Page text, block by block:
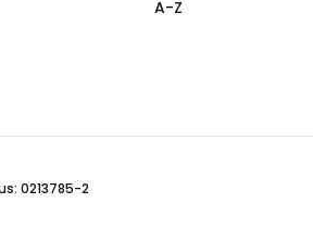
A-Z
0213785-2